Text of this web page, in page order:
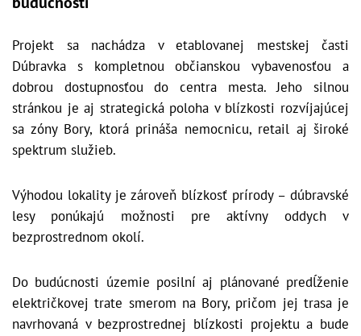
Projekt sa nachádza v etablovanej mestskej časti
Dúbravka s kompletnou občianskou vybavenosťou a
dobrou dostupnosťou do centra mesta. Jeho silnou
stránkou je aj strategická poloha v blízkosti rozvíjajúcej
sa zóny Bory, ktorá prináša nemocnicu, retail aj široké
spektrum služieb.
Výhodou lokality je zároveň blízkosť prírody – dúbravské
lesy ponúkajú možnosti pre aktívny oddych v
bezprostrednom okolí.
Do budúcnosti územie posilní aj plánované predĺženie
električkovej trate smerom na Bory, pričom jej trasa je
navrhovaná v bezprostrednej blízkosti projektu a bude